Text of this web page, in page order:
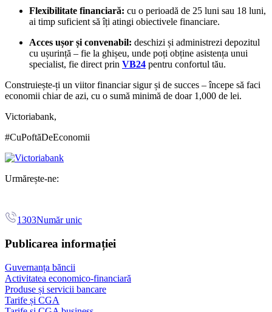
Flexibilitate financiară: cu o perioadă de 25 luni sau 18 luni,
ai timp suficient să îți atingi obiectivele financiare.
Acces ușor și convenabil: deschizi și administrezi depozitul
cu ușurință – fie la ghișeu, unde poți obține asistența unui
specialist, fie direct prin VB24 pentru confortul tău.
Construiește-ți un viitor financiar sigur și de succes – începe să faci
economii chiar de azi, cu o sumă minimă de doar 1,000 de lei.
Victoriabank,
#CuPoftăDeEconomii
Urmărește-ne:
1303Număr unic
Publicarea informației
Guvernanța băncii
Activitatea economico-financiară
Produse și servicii bancare
Tarife și CGA